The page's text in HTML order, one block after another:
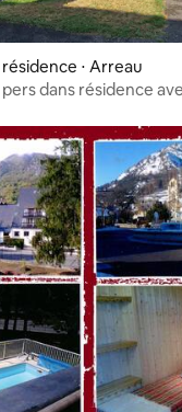
⋅ Arreau
dans résidence